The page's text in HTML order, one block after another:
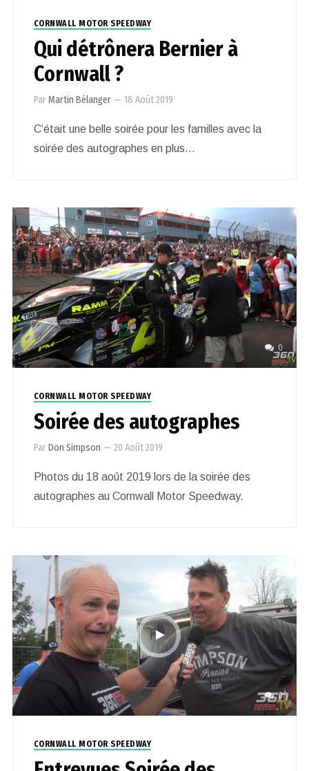
CORNWALL MOTOR SPEEDWAY
Qui détrônera Bernier à
Cornwall ?
ParMartin Bélanger — 18 Août 2019
C’était une belle soirée pour les familles avec la
soirée des autographes en plus…
0
CORNWALL MOTOR SPEEDWAY
Soirée des autographes
ParDon Simpson — 20 Août 2019
Photos du 18 août 2019 lors de la soirée des
autographes au Cornwall Motor Speedway.
0
CORNWALL MOTOR SPEEDWAY